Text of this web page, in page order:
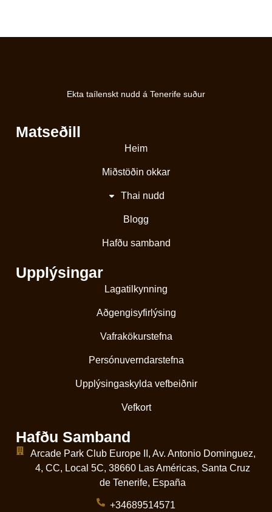
Ekta taílenskt nudd á Tenerife suður
Matseðill
Heim
Miðstöðin okkar
Thai nudd
Blogg
Hafðu samband
Upplýsingar
Lagatilkynning
Aðgengisyfirlýsing
Vafrakökurstefna
Persónuverndarstefna
Upplýsingaskylda vefbeiðnir
Vefkort
Hafðu Samband
Arcade Park Club Europe II, Av. Antonio Dominguez,
4, CC, Local 5C, 38660 Las Américas, Santa Cruz
de Tenerife, España
+34689514571